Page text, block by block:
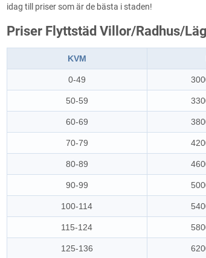
idag till priser som är de bästa i staden!
Priser Flyttstäd Villor/Radhus/
KVM
0-49
50-59
60-69
70-79
80-89
90-99
100-114
115-124
125-136